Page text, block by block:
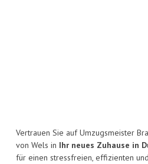
Vertrauen Sie auf Umzugsmeister
von Wels in Ihr neues Zuhause in
für einen stressfreien, effizienten